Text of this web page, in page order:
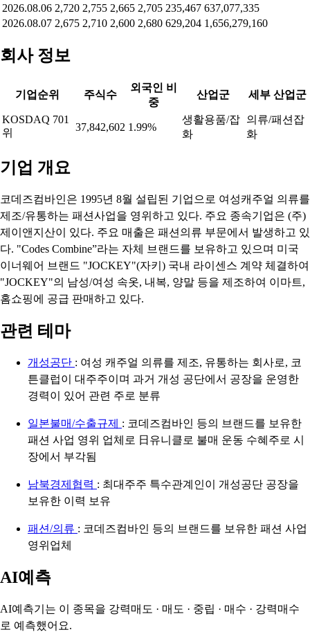
2026.08.06 2,720 2,755 2,665 2,705 235,467 637,077,335
2026.08.07 2,675 2,710 2,600 2,680 629,204 1,656,279,160
회사 정보
기업순위 주식수
외국인 비
중
산업군 세부 산업군
KOSDAQ 701
위
37,842,602 1.99%
생활용품/잡
화
의류/패션잡
화
기업 개요
코데즈컴바인은 1995년 8월 설립된 기업으로 여성캐주얼 의류를
제조/유통하는 패션사업을 영위하고 있다. 주요 종속기업은 (주)
제이앤지산이 있다. 주요 매출은 패션의류 부문에서 발생하고 있
다. "Codes Combine”라는 자체 브랜드를 보유하고 있으며 미국
이너웨어 브랜드 "JOCKEY"(자키) 국내 라이센스 계약 체결하여
"JOCKEY"의 남성/여성 속옷, 내복, 양말 등을 제조하여 이마트,
홈쇼핑에 공급 판매하고 있다.
관련 테마
개성공단 : 여성 캐주얼 의류를 제조, 유통하는 회사로, 코
튼클럽이 대주주이며 과거 개성 공단에서 공장을 운영한
경력이 있어 관련 주로 분류
일본불매/수출규제 : 코데즈컴바인 등의 브랜드를 보유한
패션 사업 영위 업체로 日유니클로 불매 운동 수혜주로 시
장에서 부각됨
남북경제협력 : 최대주주 특수관계인이 개성공단 공장을
보유한 이력 보유
패션/의류 : 코데즈컴바인 등의 브랜드를 보유한 패션 사업
영위업체
AI예측
AI예측기는 이 종목을 강력매도 · 매도 · 중립 · 매수 · 강력매수
로 예측했어요.